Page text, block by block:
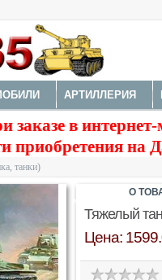
АРТИЛЛЕРИЯ
ФИГУРЫ МОДЕЛИ
заказе в
приобретения на
танки)
Тяжелый
Цена:
О